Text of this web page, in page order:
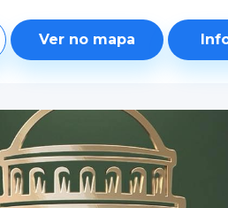
Ver no mapa